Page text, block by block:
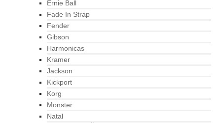
Ernie Ball
Fade In Strap
Fender
Gibson
Harmonicas
Kramer
Jackson
Kickport
Korg
Monster
Natal